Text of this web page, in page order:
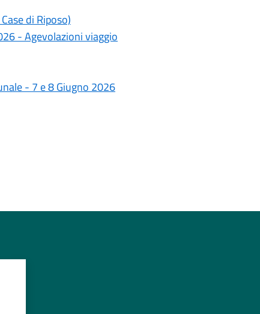
di Riposo)
- Agevolazioni viaggio
- 7 e 8 Giugno 2026